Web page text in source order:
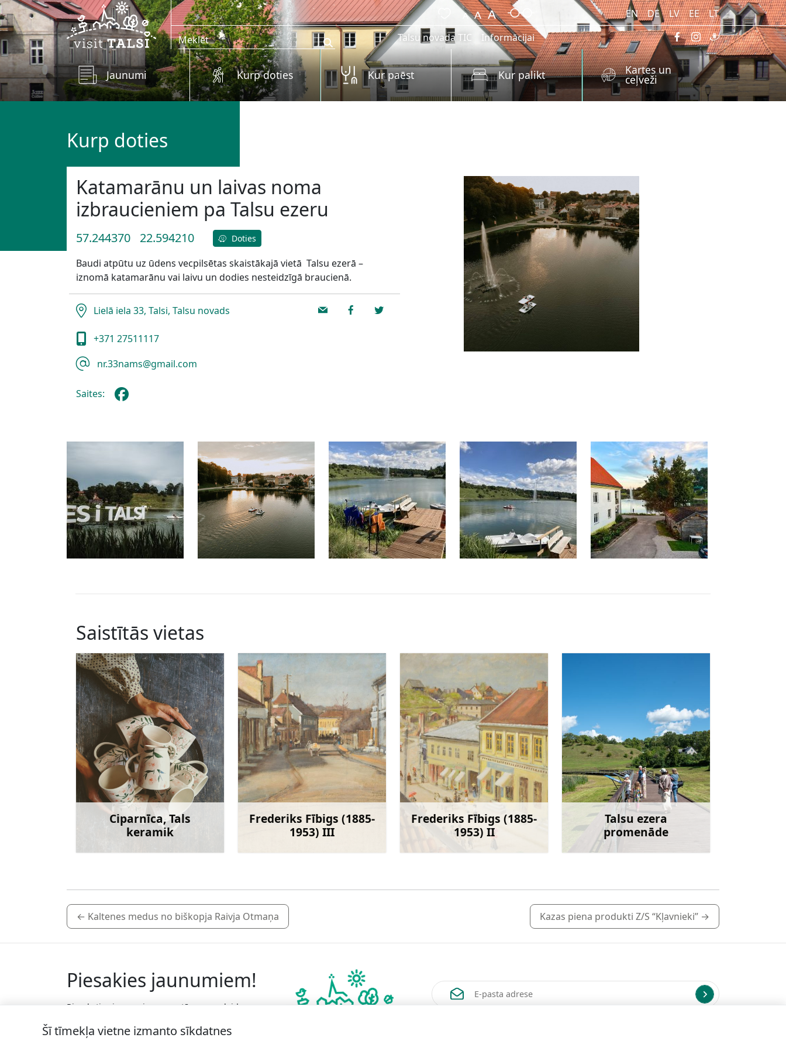
Skip to main content
EN DE LV EE
LT
Talsu novada TIC
Informācijai
Jaunumi Kurp doties Kur paēst Kur palikt Kartes un
ceļveži
Kurp doties
Katamarānu un laivas noma
izbraucieniem pa Talsu ezeru
57.244370 22.594210 Doties
Baudi atpūtu uz ūdens vecpilsētas skaistākajā vietā Talsu ezerā –
iznomā katamarānu vai laivu un dodies nesteidzīgā braucienā.
Lielā iela 33, Talsi, Talsu novads
+371 27511117
nr.33nams@gmail.com
Saites:
Saistītās vietas
Ciparnīca, Tals
keramik
Frederiks Fībigs (1885-
1953) III
Uzzināt vairāk
Frederiks Fībigs (1885-
1953) II
Uzzināt vairāk
Talsu ezera
promenāde
← Kaltenes medus no biškopja Raivja Otmaņa Kazas piena produkti Z/S “Kļavnieki” →
Piesakies jaunumiem!
Pieraksties jaunumiem e-pastā un nepalaid
Šī tīmekļa vietne izmanto sīkdatnes